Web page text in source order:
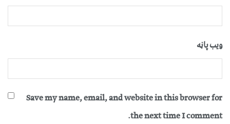
ویب پاڼه
Save my name, email, and website in this browser for
the next time I comment.